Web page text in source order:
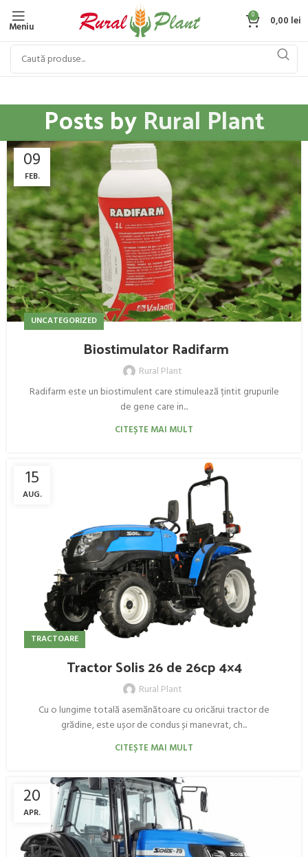
Meniu
0 0,00 lei
Posts byRural Plant
09
FEB.
UNCATEGORIZED
Biostimulator Radifarm
Rural Plant
Radifarm este un biostimulent care stimulează țintit grupurile
de gene care in...
CITEȘTE MAI MULT
15
AUG.
TRACTOARE
Tractor Solis 26 de 26cp 4×4
Rural Plant
Cu o lungime totală asemănătoare cu oricărui tractor de
grădine, este ușor de condus și manevrat, ch...
CITEȘTE MAI MULT
20
APR.